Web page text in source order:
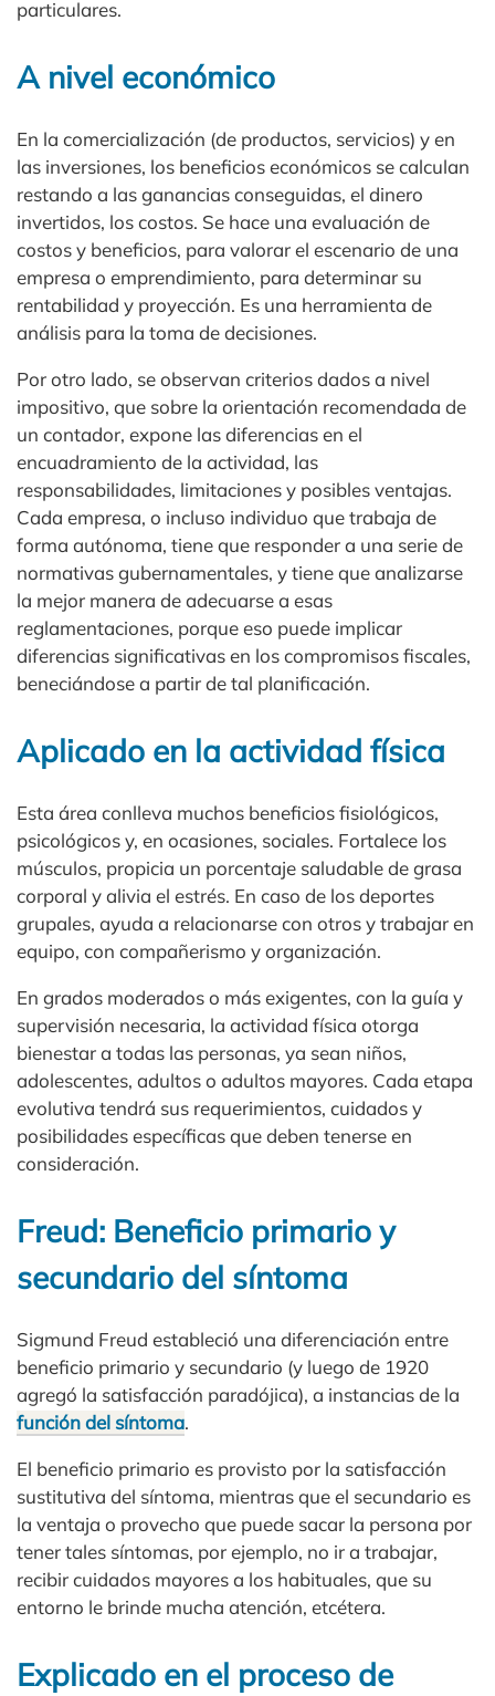
particulares.
A nivel económico
En la comercialización (de productos, servicios) y en
las inversiones, los beneficios económicos se calculan
restando a las ganancias conseguidas, el dinero
invertidos, los costos. Se hace una evaluación de
costos y beneficios, para valorar el escenario de una
empresa o emprendimiento, para determinar su
rentabilidad y proyección. Es una herramienta de
análisis para la toma de decisiones.
Por otro lado, se observan criterios dados a nivel
impositivo, que sobre la orientación recomendada de
un contador, expone las diferencias en el
encuadramiento de la actividad, las
responsabilidades, limitaciones y posibles ventajas.
Cada empresa, o incluso individuo que trabaja de
forma autónoma, tiene que responder a una serie de
normativas gubernamentales, y tiene que analizarse
la mejor manera de adecuarse a esas
reglamentaciones, porque eso puede implicar
diferencias significativas en los compromisos fiscales,
beneciándose a partir de tal planificación.
Aplicado en la actividad física
Esta área conlleva muchos beneficios fisiológicos,
psicológicos y, en ocasiones, sociales. Fortalece los
músculos, propicia un porcentaje saludable de grasa
corporal y alivia el estrés. En caso de los deportes
grupales, ayuda a relacionarse con otros y trabajar en
equipo, con compañerismo y organización.
En grados moderados o más exigentes, con la guía y
supervisión necesaria, la actividad física otorga
bienestar a todas las personas, ya sean niños,
adolescentes, adultos o adultos mayores. Cada etapa
evolutiva tendrá sus requerimientos, cuidados y
posibilidades específicas que deben tenerse en
consideración.
Freud: Beneficio primario y
secundario del síntoma
Sigmund Freud estableció una diferenciación entre
beneficio primario y secundario (y luego de 1920
agregó la satisfacción paradójica), a instancias de la
función del síntoma.
El beneficio primario es provisto por la satisfacción
sustitutiva del síntoma, mientras que el secundario es
la ventaja o provecho que puede sacar la persona por
tener tales síntomas, por ejemplo, no ir a trabajar,
recibir cuidados mayores a los habituales, que su
entorno le brinde mucha atención, etcétera.
Explicado en el proceso de